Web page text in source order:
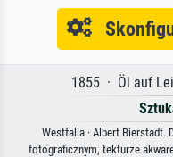
1855 · Öl auf
Westfalia · Albert Bierstadt.
fotograficznym, tekturze